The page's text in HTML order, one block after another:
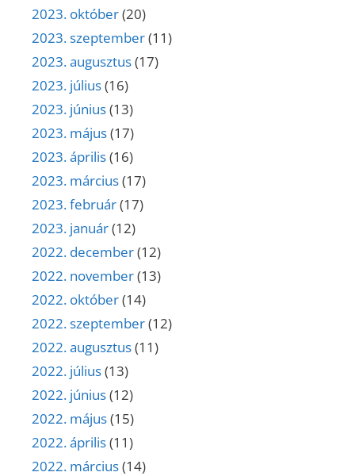
2023. október(20)
2023. szeptember(11)
2023. augusztus(17)
2023. július(16)
2023. június(13)
2023. május(17)
2023. április(16)
2023. március(17)
2023. február(17)
2023. január(12)
2022. december(12)
2022. november(13)
2022. október(14)
2022. szeptember(12)
2022. augusztus(11)
2022. július(13)
2022. június(12)
2022. május(15)
2022. április(11)
2022. március(14)